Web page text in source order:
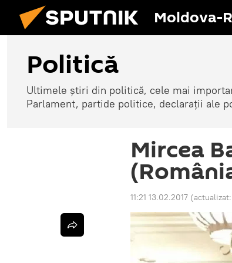
Moldova-
Politică
Ultimele știri din politică, cele mai
Parlament, partide politice, declarații ale
Mircea
11:21 13.02.2017 (actualizat: